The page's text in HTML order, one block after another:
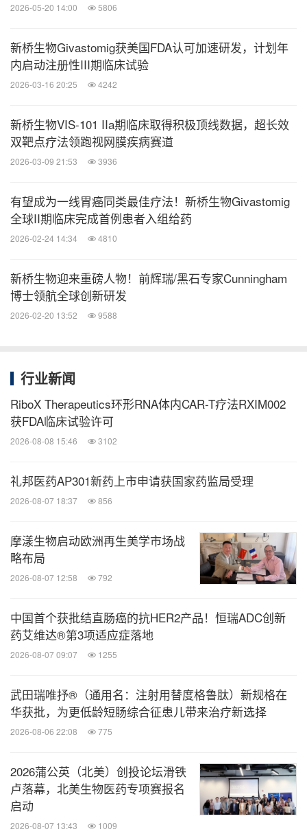
2026-05-20 14:00 5806
新桥生物Givastomig获美国FDA认可加速研发，计划年
内启动注册性III期临床试验
2026-03-16 20:25 4242
新桥生物VIS-101 IIa期临床取得积极顶线数据，超长效
双靶点疗法领跑视网膜疾病赛道
2026-03-09 21:53 3936
有望成为一线胃癌同类最佳疗法！新桥生物Givastomig
全球II期临床完成首例患者入组给药
2026-02-24 14:34 4810
新桥生物迎来重磅人物！前辉瑞/黑石专家Cunningham
博士领航全球创新研发
2026-02-20 13:52 9588
行业新闻
RiboX Therapeutics环形RNA体内CAR-T疗法RXIM002
获FDA临床试验许可
2026-08-08 15:46 3102
礼邦医药AP301新药上市申请获国家药监局受理
2026-08-07 18:37 856
摩漾生物启动欧洲再生美学市场战
略布局
2026-08-07 12:58 792
中国首个获批结直肠癌的抗HER2产品！恒瑞ADC创新
药艾维达®第3项适应症落地
2026-08-07 09:07 1255
武田瑞唯抒®（通用名：注射用替度格鲁肽）新规格在
华获批，为更低龄短肠综合征患儿带来治疗新选择
2026-08-06 22:08 775
2026蒲公英（北美）创投论坛滑铁
卢落幕，北美生物医药专项赛报名
启动
2026-08-07 13:43 1009